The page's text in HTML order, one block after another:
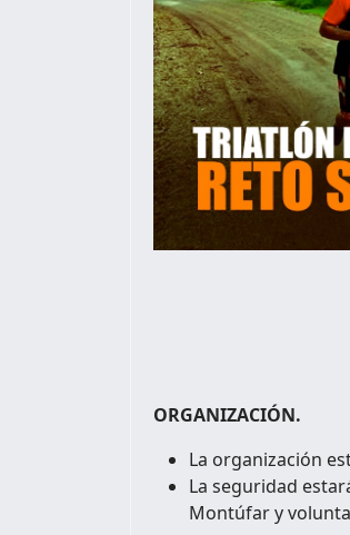
ORGANIZACIÓN.
La organización
La seguridad
Montúfar y